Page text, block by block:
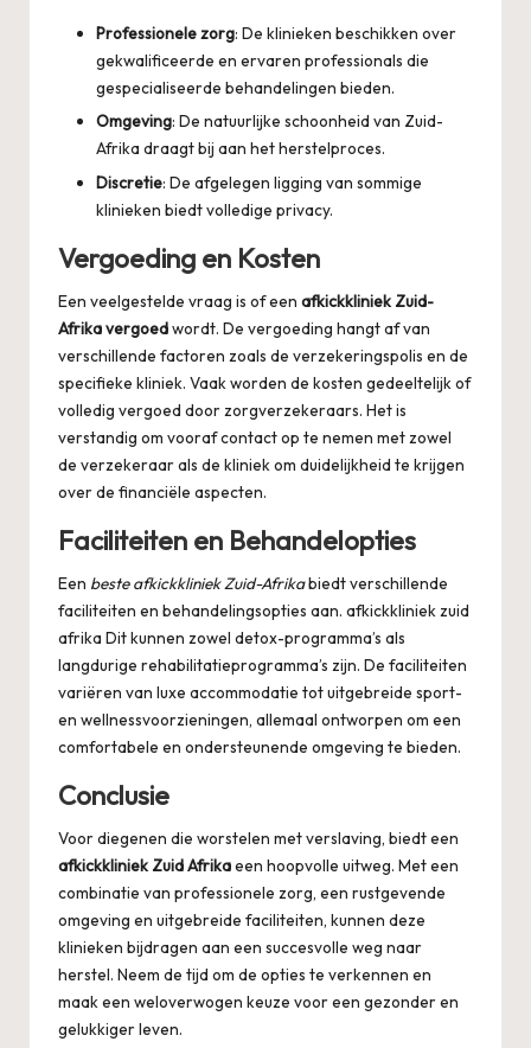
Professionele zorg: De klinieken beschikken over
gekwalificeerde en ervaren professionals die
gespecialiseerde behandelingen bieden.
Omgeving: De natuurlijke schoonheid van Zuid-
Afrika draagt bij aan het herstelproces.
Discretie: De afgelegen ligging van sommige
klinieken biedt volledige privacy.
Vergoeding en Kosten
Een veelgestelde vraag is of een afkickkliniek Zuid-
Afrika vergoedwordt. De vergoeding hangt af van
verschillende factoren zoals de verzekeringspolis en de
specifieke kliniek. Vaak worden de kosten gedeeltelijk of
volledig vergoed door zorgverzekeraars. Het is
verstandig om vooraf contact op te nemen met zowel
de verzekeraar als de kliniek om duidelijkheid te krijgen
over de financiële aspecten.
Faciliteiten en Behandelopties
Een beste afkickkliniek Zuid-Afrikabiedt verschillende
faciliteiten en behandelingsopties aan. afkickkliniek zuid
afrika Dit kunnen zowel detox-programma’s als
langdurige rehabilitatieprogramma’s zijn. De faciliteiten
variëren van luxe accommodatie tot uitgebreide sport-
en wellnessvoorzieningen, allemaal ontworpen om een
comfortabele en ondersteunende omgeving te bieden.
Conclusie
Voor diegenen die worstelen met verslaving, biedt een
afkickkliniek Zuid Afrikaeen hoopvolle uitweg. Met een
combinatie van professionele zorg, een rustgevende
omgeving en uitgebreide faciliteiten, kunnen deze
klinieken bijdragen aan een succesvolle weg naar
herstel. Neem de tijd om de opties te verkennen en
maak een weloverwogen keuze voor een gezonder en
gelukkiger leven.